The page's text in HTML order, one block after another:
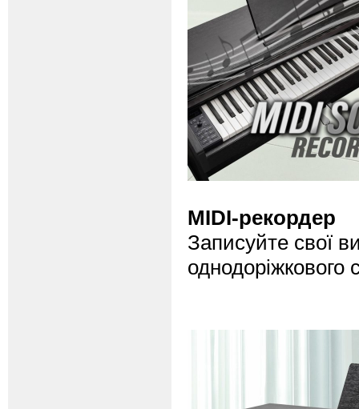
MIDI-рекордер
Записуйте свої
однодоріжкового